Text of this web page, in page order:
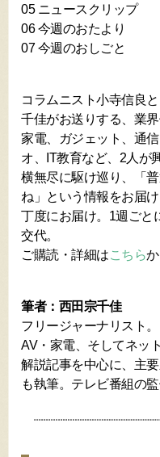
05 ニュースクリップ
06 今週のおたより
07 今週のおしごと
コラムニスト小寺信良
千佳がお送りする、業
家電、ガジェット、通
オ、IT教育など、2人が
横無尽に駆け巡り、「
ね」という情報をお届
丁度にお届け。1週ごと
交代。
ご購読・詳細はこちらか
筆者：西田宗千佳
フリージャーナリスト
AV・家電、そしてネッ
解説記事を中心に、主
も執筆。テレビ番組の